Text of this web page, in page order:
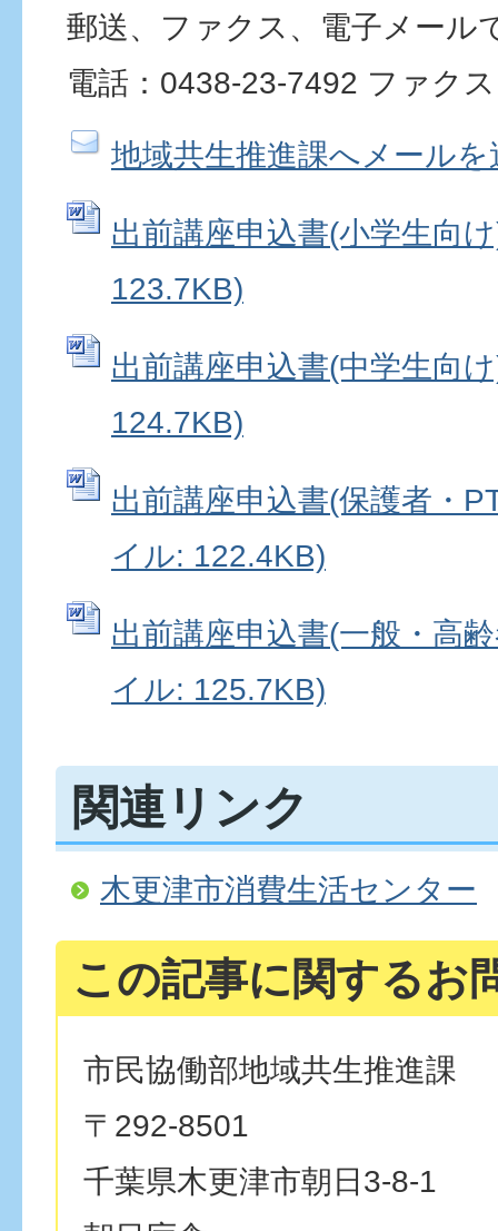
郵送、ファクス、電子メール
電話：0438-23-7492 ファク
地域共生推進課へメールを
出前講座申込書(小学生向
123.7KB)
出前講座申込書(中学生向
124.7KB)
出前講座申込書(保護者・
イル: 122.4KB)
出前講座申込書(一般・高
イル: 125.7KB)
関連リンク
木更津市消費生活センター
この記事に関するお
市民協働部地域共生推進課
〒292-8501
千葉県木更津市朝日3-8-1